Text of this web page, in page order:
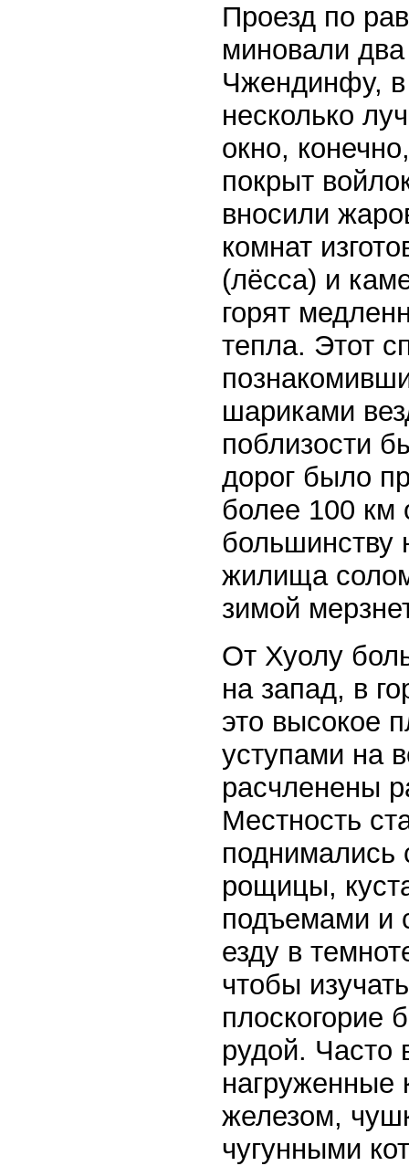
Проезд по
миновали
Чжендинфу,
несколько
окно,
покрыт
вносили
комнат
(лёсса) и
горят
тепла. Этот
шариками
поблизости
дорог было
более 100 км
большинству
жилища
зимой
От Хуолу
на запад, в
это высокое
уступами на
расчленены
Местность
поднимались
рощицы,
подъемами и
езду в
чтобы
плоскогорие
рудой. Часто
нагруженные
железом,
чугунными